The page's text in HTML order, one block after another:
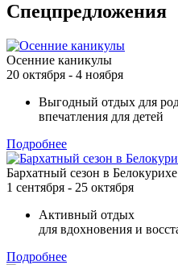
Спецпредложения
Осенние каникулы
20 октября - 4 ноября
Выгодный отдых для
впечатления для детей
Подробнее
Бархатный сезон в Белокурихе
1 сентября - 25 октября
Активный отдых
для вдохновения и
Подробнее